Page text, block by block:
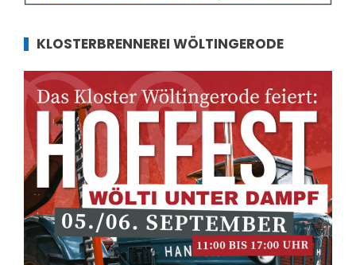
KLOSTERBRENNEREI WÖLTINGERODE